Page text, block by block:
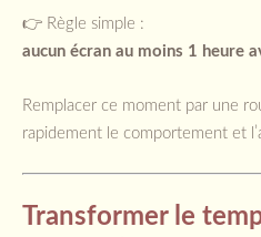
👉 Règle simple :
aucun écran au moins 1 heure
Remplacer ce moment par une
rapidement le comportement et
Transformer le